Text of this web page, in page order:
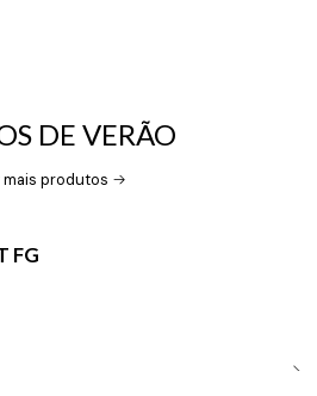
DE VERÃO
mais produtos
FG